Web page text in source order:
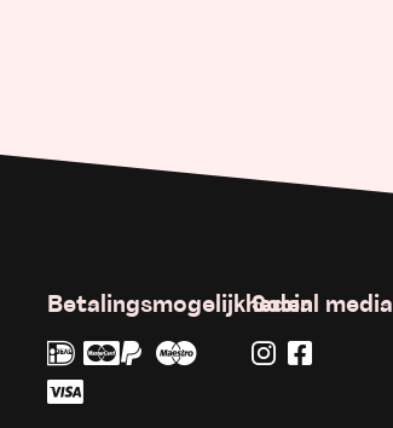
BetalingsmogelijkhedenSocial media